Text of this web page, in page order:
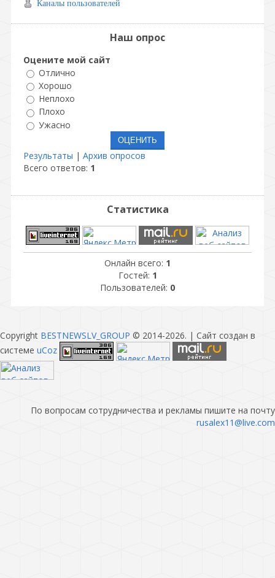
Каналы пользователей
Наш опрос
Оцените мой сайт
Отлично
Хорошо
Неплохо
Плохо
Ужасно
Результаты | Архив опросов
Всего ответов: 1
Статистика
Онлайн всего: 1
Гостей: 1
Пользователей: 0
Copyright BESTNEWSLV_GROUP © 2014-2026. | Сайт создан в
системе uCoz
По вопросам сотрудничества и рекламы пишите на почту
rusalex11@live.com